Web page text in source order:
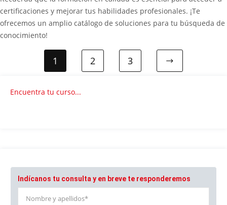
certificaciones y mejorar tus habilidades profesionales. ¡Te
ofrecemos un amplio catálogo de soluciones para tu búsqueda de
conocimiento!
1 2 3
Encuentra tu curso...
Indícanos tu consulta y en breve te responderemos